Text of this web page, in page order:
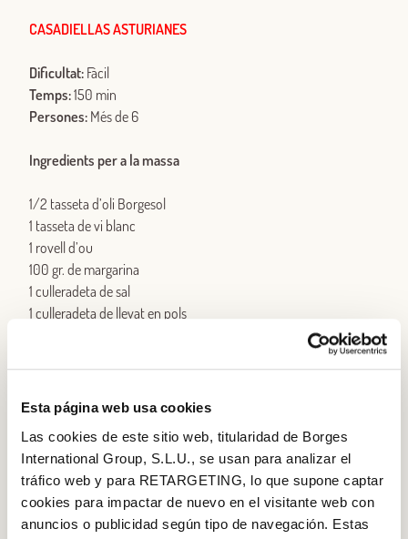
Esta página web usa cookies
Las cookies de este sitio web, titularidad de Borges
International Group, S.L.U., se usan para analizar el
tráfico web y para RETARGETING, lo que supone captar
cookies para impactar de nuevo en el visitante web con
anuncios o publicidad según tipo de navegación. Estas
CASADIELLAS ASTURIANES
Dificultat: Fàcil
Temps:150 min
Persones: Més de 6
Ingredients per a la massa
1/2 tasseta d’oli Borgesol
1 tasseta de vi blanc
1 rovell d’ou
100 gr. de margarina
1 culleradeta de sal
1 culleradeta de llevat en pols
Ingredients per al farcit
1 tassa de nous de Califòrnia Borges pelades, picades i triturades
1/2 tassa de sucre
2 cullerades d’anís
1 cullerada d’aigua